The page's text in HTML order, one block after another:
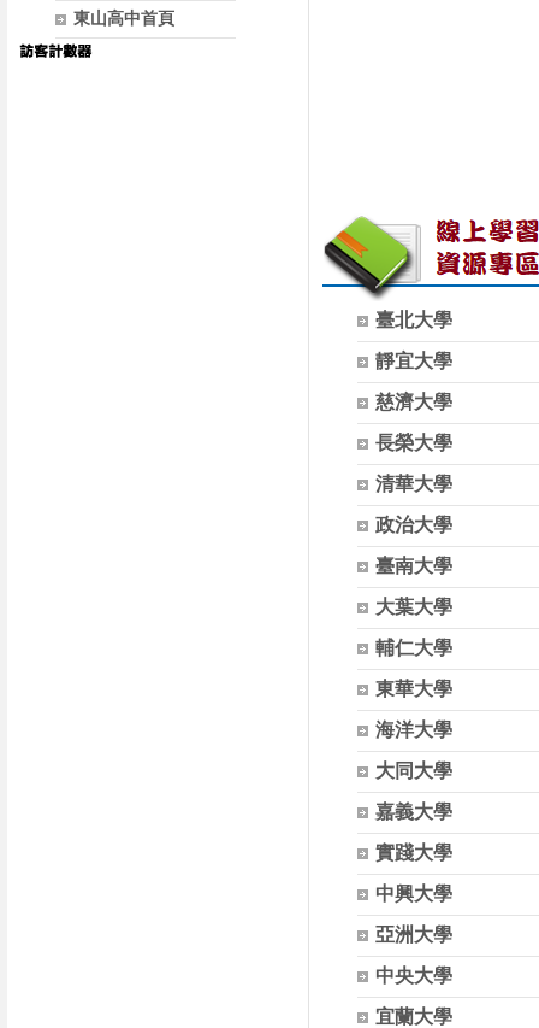
東山高中首頁
臺北大學
靜宜大學
慈濟大學
長榮大學
清華大學
政治大學
臺南大學
大葉大學
輔仁大學
東華大學
海洋大學
大同大學
嘉義大學
實踐大學
中興大學
亞洲大學
中央大學
宜蘭大學